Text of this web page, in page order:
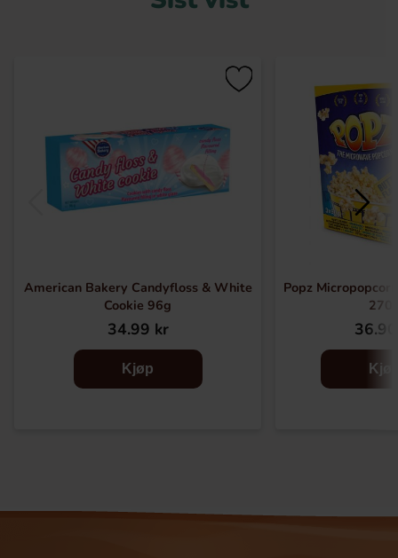
American Bakery Candyfloss & White
Cookie 96g
34.99 kr
Kjøp
Popz